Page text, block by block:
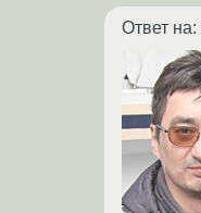
Ответ на: